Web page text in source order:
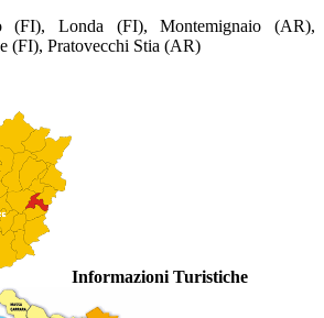
(FI), Londa (FI), Montemignaio (AR),
(FI), Pratovecchi Stia (AR)
Informazioni Turistiche